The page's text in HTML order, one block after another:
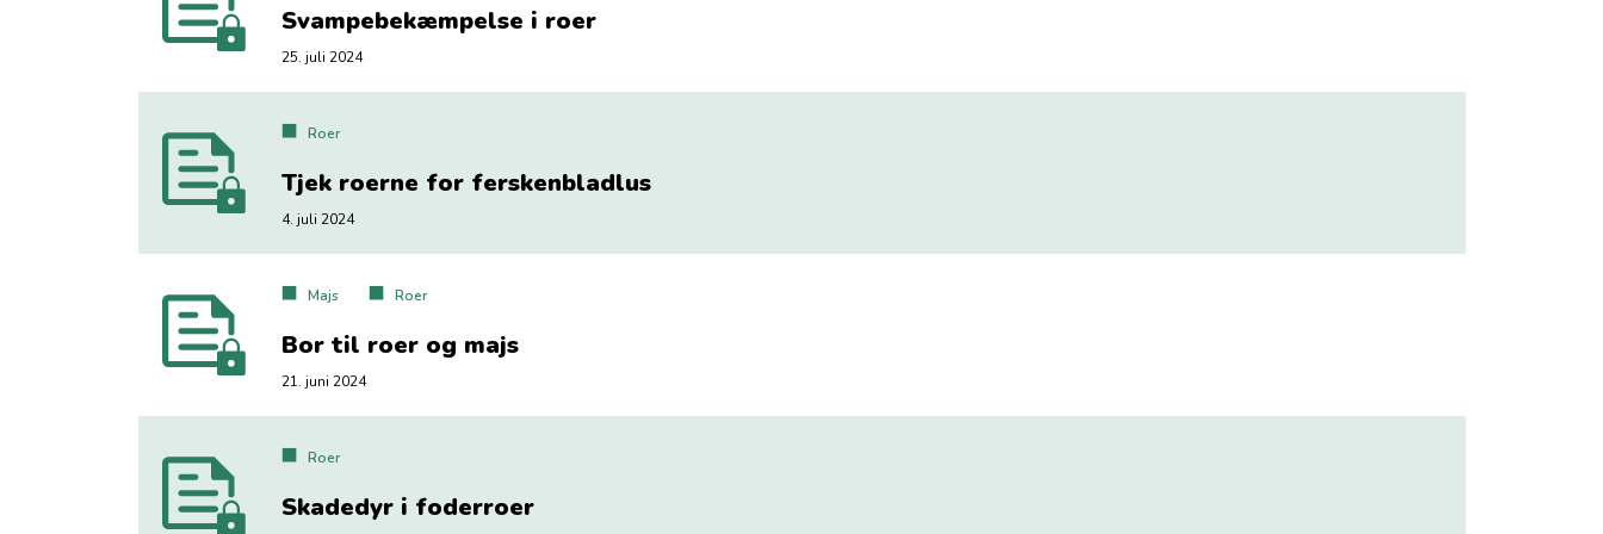
Svampebekæmpelse i roer
25. juli 2024
Roer
Tjek roerne for ferskenbladlus
4. juli 2024
Majs Roer
Bor til roer og majs
21. juni 2024
Roer
Skadedyr i foderroer